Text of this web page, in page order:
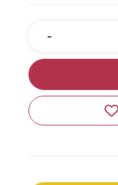
Quantité
-